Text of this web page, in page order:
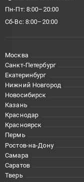
Пн-Пт: 8:00–20:00
Сб-Вс: 8:00–20:00
Москва
Санкт-Петербург
Екатеринбург
Нижний Новгород
Новосибирск
Казань
Краснодар
Красноярск
Пермь
Ростов-на-Дону
Самара
Саратов
Тверь